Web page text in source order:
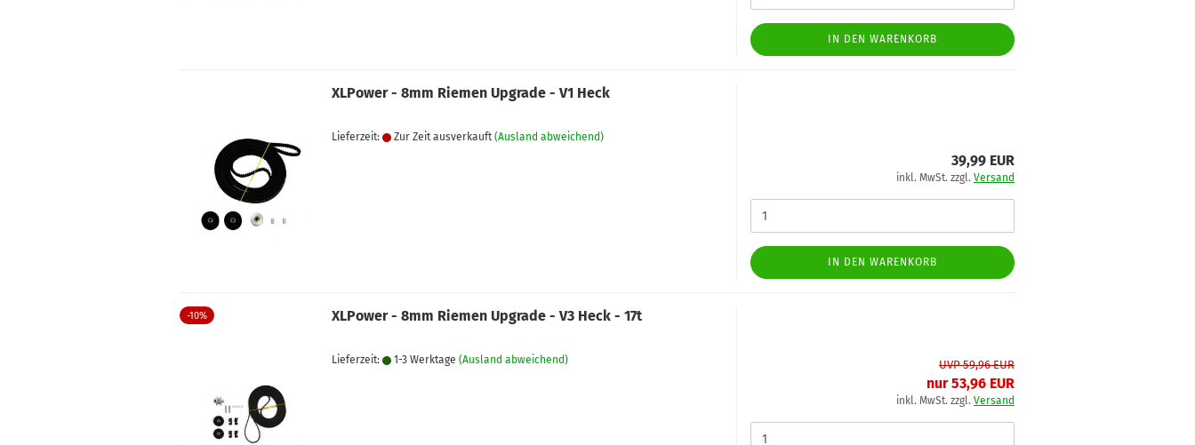
IN DEN WARENKORB
XLPower - 8mm Riemen Upgrade - V1 Heck
Lieferzeit: Zur Zeit ausverkauft (Ausland abweichend)
39,99 EUR
inkl. MwSt. zzgl. Versand
IN DEN WARENKORB
-10% XLPower - 8mm Riemen Upgrade - V3 Heck - 17t
Lieferzeit: 1-3 Werktage (Ausland abweichend) UVP 59,96 EUR
nur 53,96 EUR
inkl. MwSt. zzgl. Versand